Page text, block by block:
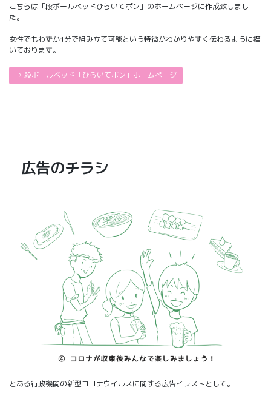
こちらは「段ボールベッドひらいてポン」のホームページに作成致しまし
た。
女性でもわずか1分で組み立て可能という特徴がわかりやすく伝わるように描
いております。
→ 段ボールベッド「ひらいてポン」ホームページ
広告のチラシ
とある行政機関の新型コロナウイルスに関する広告イラストとして。